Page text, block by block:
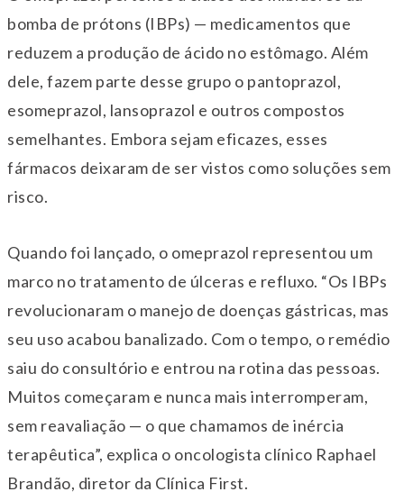
bomba de prótons (IBPs) — medicamentos que
reduzem a produção de ácido no estômago. Além
dele, fazem parte desse grupo o pantoprazol,
esomeprazol, lansoprazol e outros compostos
semelhantes. Embora sejam eficazes, esses
fármacos deixaram de ser vistos como soluções sem
risco.
Quando foi lançado, o omeprazol representou um
marco no tratamento de úlceras e refluxo. “Os IBPs
revolucionaram o manejo de doenças gástricas, mas
seu uso acabou banalizado. Com o tempo, o remédio
saiu do consultório e entrou na rotina das pessoas.
Muitos começaram e nunca mais interromperam,
sem reavaliação — o que chamamos de inércia
terapêutica”, explica o oncologista clínico Raphael
Brandão, diretor da Clínica First.